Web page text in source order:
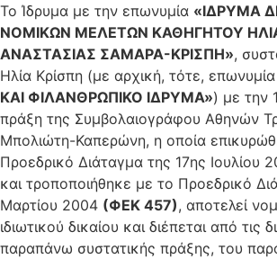
Το Ίδρυμα με την επωνυμία «ΙΔΡΥΜΑ
ΝΟΜΙΚΩΝ ΜΕΛΕΤΩΝ ΚΑΘΗΓΗΤΟΥ ΗΛΙΑ
ΑΝΑΣΤΑΣΙΑΣ ΣΑΜΑΡΑ-ΚΡΙΣΠΗ»,
Ηλία Κρίσπη (με αρχική, τότε, επωνυμία
ΚΑΙ ΦΙΛΑΝΘΡΩΠΙΚΟ ΙΔΡΥΜΑ») με την
πράξη της Συμβολαιογράφου Αθηνών
Μπολιώτη-Καπερώνη, η οποία
Προεδρικό Διάταγμα της 17ης Ιουλίου
και τροποποιήθηκε με το Προεδρικό
Μαρτίου 2004 (ΦΕΚ 457), αποτελεί
ιδιωτικού δικαίου και διέπεται από τις
παραπάνω συστατικής πράξης, του